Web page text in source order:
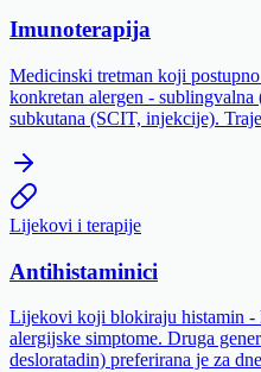
Imunoterapija
Medicinski tretman koji
konkretan alergen -
subkutana (SCIT, injekcije).
Lijekovi i terapije
Antihistaminici
Lijekovi koji blokiraju histamin -
alergijske simptome. Druga
desloratadin) preferirana je za